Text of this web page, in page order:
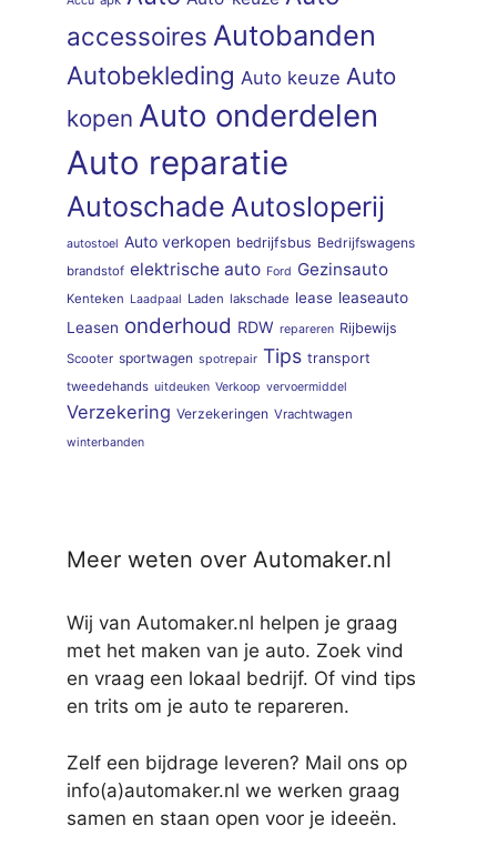
accessoires Autobanden
Autobekleding Auto keuze Auto
kopen Auto onderdelen
Auto reparatie
Autoschade Autosloperij
autostoel Auto verkopen bedrijfsbus Bedrijfswagens
brandstof elektrische auto Ford Gezinsauto
Kenteken Laadpaal Laden lakschade lease leaseauto
Leasen onderhoud RDW repareren Rijbewijs
Scooter sportwagen spotrepair Tips transport
tweedehands uitdeuken Verkoop vervoermiddel
Verzekering Verzekeringen Vrachtwagen
winterbanden
Meer weten over Automaker.nl
Wij van Automaker.nl helpen je graag
met het maken van je auto. Zoek vind
en vraag een lokaal bedrijf. Of vind tips
en trits om je auto te repareren.
Zelf een bijdrage leveren? Mail ons op
info(a)automaker.nl we werken graag
samen en staan open voor je ideeën.